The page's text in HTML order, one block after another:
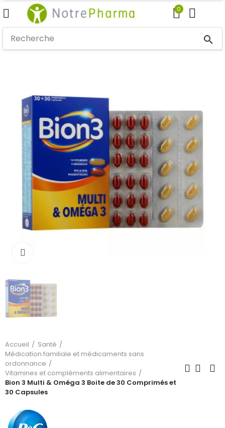
0
search
Accueil
Santé
Médication familiale et médicaments sans
ordonnance
Vitamines et compléments alimentaires
Bion 3 Multi & Oméga 3 Boite de 30 Comprimés et
30 Capsules